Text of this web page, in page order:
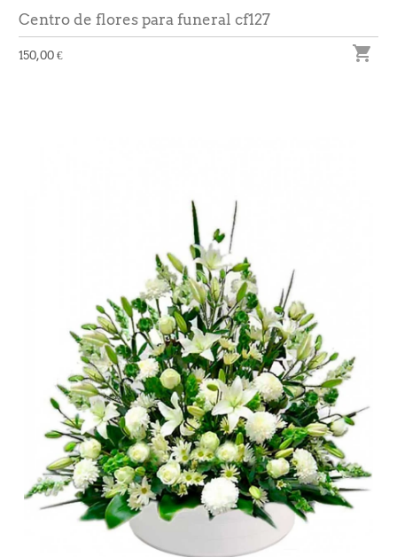
Centro de flores para funeral cf127
150,00 € 